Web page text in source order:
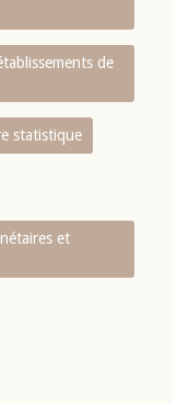
de
statistique
et